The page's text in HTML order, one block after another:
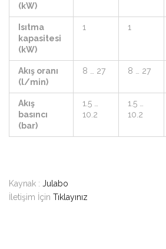
(kW)
Isıtma
kapasitesi
(kW)
1 1
Akış oranı
(l/min)
8 … 27 8 … 27
Akış
basıncı
(bar)
1.5 …
10.2
1.5 …
10.2
Kaynak : Julabo
İletişim İçin Tıklayınız